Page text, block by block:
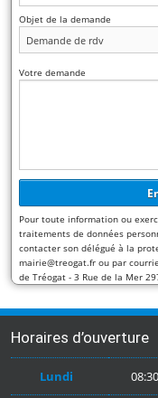
Objet de la demande
Votre demande
Pour toute information ou
traitements de données
contacter son délégué à la
mairie@treogat.fr ou par
de Tréogat - 3 Rue de la Mer
Horaires d’ouverture
Lundi